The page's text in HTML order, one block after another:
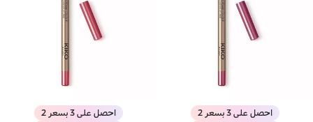
احصل على 3 بسعر 2 احصل على 3 بسعر 2